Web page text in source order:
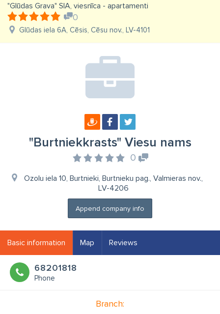
"Glūdas Grava" SIA, viesnīca - apartamenti
0
Glūdas iela 6A, Cēsis, Cēsu nov., LV-4101
"Burtniekkrasts" Viesu nams
0
Ozolu iela 10, Burtnieki, Burtnieku pag., Valmieras nov.,
LV-4206
Append company info
Basic information Map Reviews
68201818
Phone
Branch: